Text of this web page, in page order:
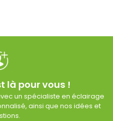
là pour vous !
un spécialiste en éclairage
ainsi que nos idées et